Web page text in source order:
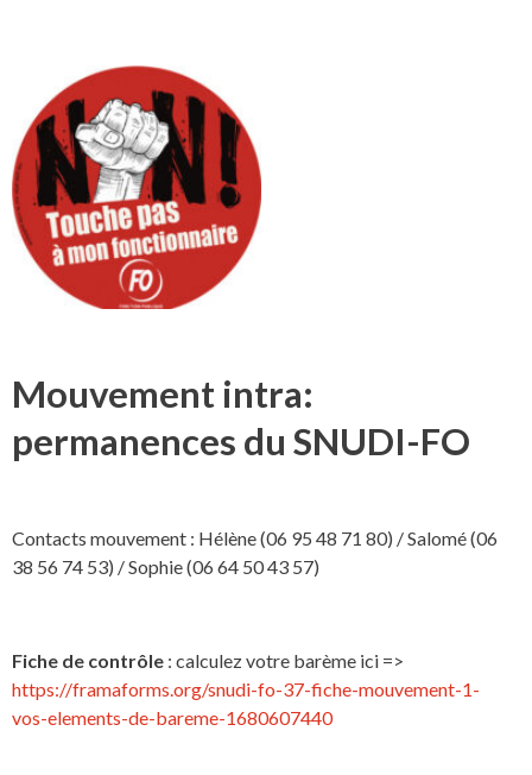
Mouvement intra:
permanences du SNUDI-FO
Contacts mouvement : Hélène (06 95 48 71 80) / Salomé (06
38 56 74 53) / Sophie (06 64 50 43 57)
Fiche de contrôle : calculez votre barème ici =>
https://framaforms.org/snudi-fo-37-fiche-mouvement-1-
vos-elements-de-bareme-1680607440